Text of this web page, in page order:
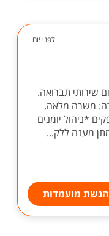
לפני יום
שירותי תברואה.
משרה מלאה.
*ניהול יומנים
מענה ללק...
הגשת מועמדות